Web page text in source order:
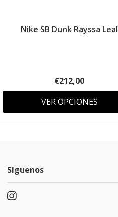
Nike SB Dunk Rayssa Leal
€212,00
VER OPCIONES
Síguenos